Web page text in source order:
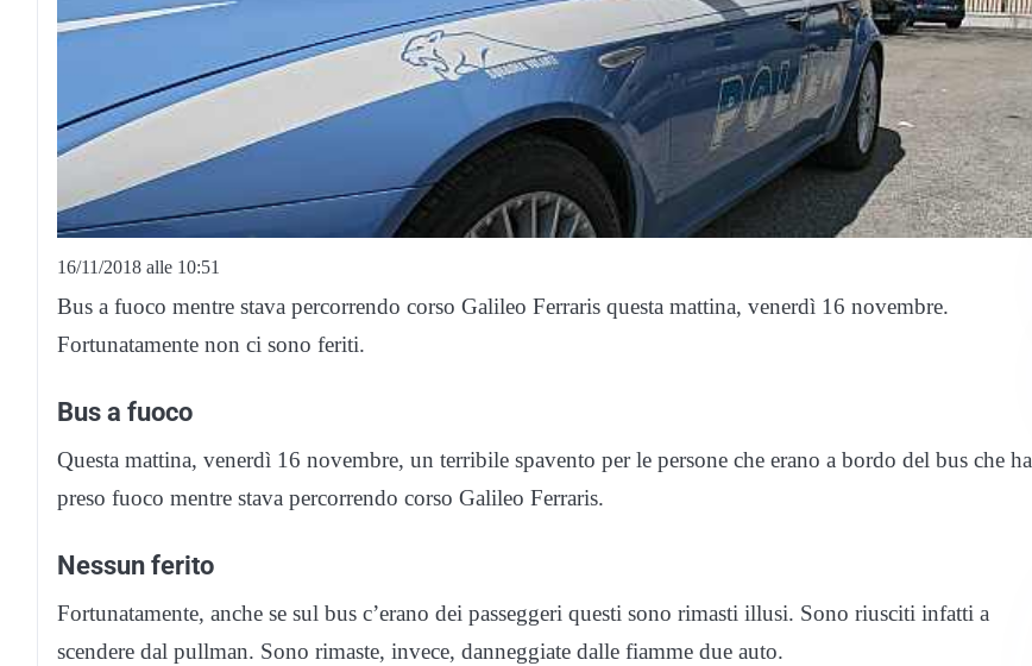
16/11/2018 alle 10:51
Bus a fuoco mentre stava percorrendo corso Galileo Ferraris questa mattina, venerdì 16 novembre.
Fortunatamente non ci sono feriti.
Bus a fuoco
Questa mattina, venerdì 16 novembre, un terribile spavento per le persone che erano a bordo del bus che ha
preso fuoco mentre stava percorrendo corso Galileo Ferraris.
Nessun ferito
Fortunatamente, anche se sul bus c’erano dei passeggeri questi sono rimasti illusi. Sono riusciti infatti a
scendere dal pullman. Sono rimaste, invece, danneggiate dalle fiamme due auto.